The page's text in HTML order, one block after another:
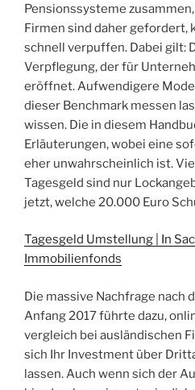
Pensionssysteme
Firmen sind daher gefordert,
schnell verpuffen. Dabei gilt:
Verpflegung, der für
eröffnet. Aufwendigere
dieser Benchmark messen
wissen. Die in diesem
Erläuterungen, wobei eine
eher unwahrscheinlich ist.
Tagesgeld sind nur
jetzt, welche 20.000 Euro
Tagesgeld Umstellung | In
Immobilienfonds
Die massive Nachfrage nach
Anfang 2017 führte dazu,
vergleich bei ausländischen
sich Ihr Investment über
lassen. Auch wenn sich der